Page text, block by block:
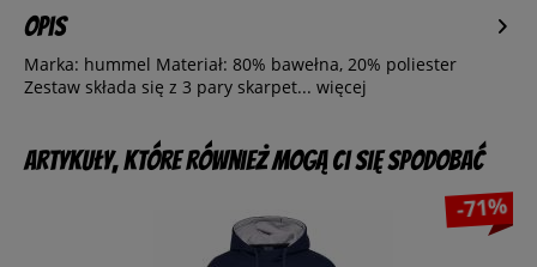
Opis
Marka: hummel Materiał: 80% bawełna, 20% poliester
Zestaw składa się z 3 pary skarpet... więcej
Artykuły, które również mogą Ci się spodobać
-71%